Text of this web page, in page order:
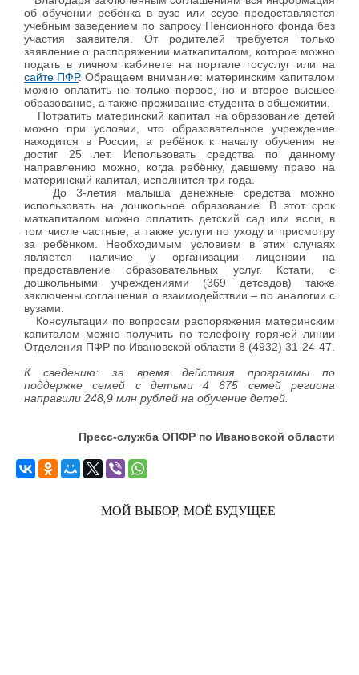
об обучении ребёнка в вузе или ссузе предоставляется
учебным заведением по запросу Пенсионного фонда без
участия заявителя. От родителей требуется только
заявление о распоряжении маткапиталом, которое можно
подать в личном кабинете на портале госуслуг или на
сайте ПФР. Обращаем внимание: материнским капиталом
можно оплатить не только первое, но и второе высшее
образование, а также проживание студента в общежитии.
Потратить материнский капитал на образование детей
можно при условии, что образовательное учреждение
находится в России, а ребёнок к началу обучения не
достиг 25 лет. Использовать средства по данному
направлению можно, когда ребёнку, давшему право на
материнский капитал, исполнится три года.
До 3-летия малыша денежные средства можно
использовать на дошкольное образование. В этот срок
маткапиталом можно оплатить детский сад или ясли, в
том числе частные, а также услуги по уходу и присмотру
за ребёнком. Необходимым условием в этих случаях
является наличие у организации лицензии на
предоставление образовательных услуг. Кстати, с
дошкольными учреждениями (369 детсадов) также
заключены соглашения о взаимодействии – по аналогии с
вузами.
Консультации по вопросам распоряжения материнским
капиталом можно получить по телефону горячей линии
Отделения ПФР по Ивановской области 8 (4932) 31-24-47.
К сведению: за время действия программы по
поддержке семей с детьми 4 675 семей региона
направили 248,9 млн рублей на обучение детей.
Пресс-служба ОПФР по Ивановской области
МОЙ ВЫБОР, МОЁ БУДУЩЕЕ